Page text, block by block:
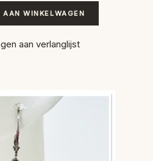
AAN WINKELWAGEN
aan verlanglijst